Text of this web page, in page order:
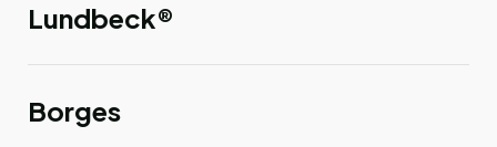
Lundbeck®
Borges